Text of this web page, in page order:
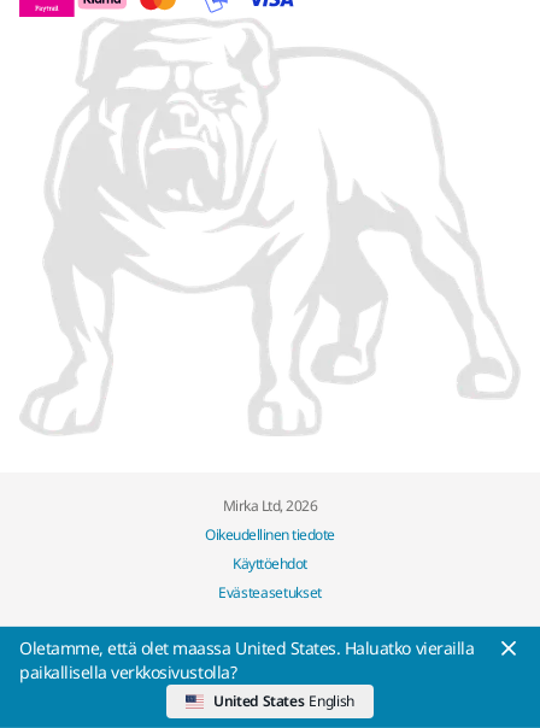
Mirka Ltd, 2026
Oikeudellinen tiedote
Käyttöehdot
Evästeasetukset
Oletamme, että olet maassa United States. Haluatko vierailla
paikallisella verkkosivustolla?
United States English